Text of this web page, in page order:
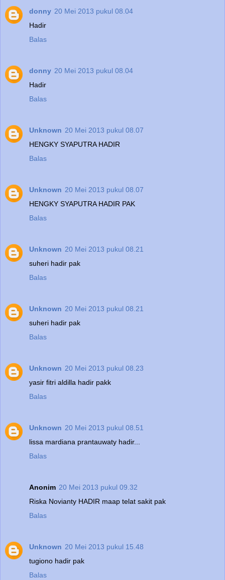
donny 20 Mei 2013 pukul 08.04
Hadir
Balas
donny 20 Mei 2013 pukul 08.04
Hadir
Balas
Unknown 20 Mei 2013 pukul 08.07
HENGKY SYAPUTRA HADIR
Balas
Unknown 20 Mei 2013 pukul 08.07
HENGKY SYAPUTRA HADIR PAK
Balas
Unknown 20 Mei 2013 pukul 08.21
suheri hadir pak
Balas
Unknown 20 Mei 2013 pukul 08.21
suheri hadir pak
Balas
Unknown 20 Mei 2013 pukul 08.23
yasir fitri aldilla hadir pakk
Balas
Unknown 20 Mei 2013 pukul 08.51
lissa mardiana prantauwaty hadir...
Balas
Anonim 20 Mei 2013 pukul 09.32
Riska Novianty HADIR maap telat sakit pak
Balas
Unknown 20 Mei 2013 pukul 15.48
tugiono hadir pak
Balas